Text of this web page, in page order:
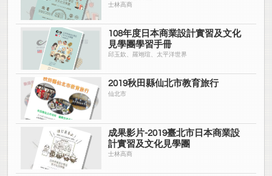
士林高商
108年度日本商業設計實習及文化
見學團學習手冊
邱玉欽、羅翊瑄、太平洋世界
2019秋田縣仙北市教育旅行
仙北市
成果影片-2019臺北市日本商業設
計實習及文化見學團
士林高商